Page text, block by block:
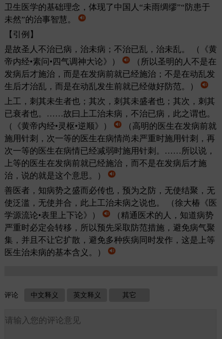
卫生医学的基础理念，体现了中国人“未雨绸缪”“防患于
未然”的治事智慧。
【引例】
是故圣人不治已病，治未病；不治已乱，治未乱。
（《黄
帝内经•素问•四气调神大论》）
（所以圣明的人不是在
发病后才施治，而是在发病前就已经施治；不是在动乱发
生后才治乱，而是在动乱发生前就已经做好防范。）
上工，刺其未生者也；其次，刺其未盛者也；其次，刺其
已衰者也。……故曰上工治未病，不治已病，此之谓也。
（《黄帝内经•灵枢•逆顺》）
（高明的医生在发病前就
施用针刺，次一等的医生在病情尚未严重时施用针刺，再
次一等的医生在病情已经减弱时施用针刺。……所以说，
上等的医生在发病前就已经施治，而不是在发病后才施
治，说的就是这个意思。）
善医者，知病势之盛而必传也，预为之防，无使结聚，无
使泛滥，无使并合，此上工治未病之说也。
（徐大椿《医
学源流论•表里上下论》）
（精通医术的人，知道病势
严重时必定会转移，所以预先采取防范措施，避免病气聚
集，并且不让它扩散，避免多种疾病同时发作，这是上等
医生治未病的基本含义。）
评论 中文释义 英文释义 其它